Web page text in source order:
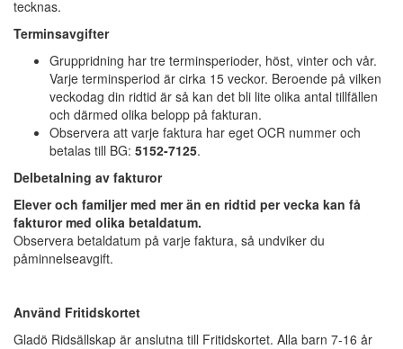
tecknas.
Terminsavgifter
Gruppridning har tre terminsperioder, höst, vinter och vår.
Varje terminsperiod är cirka 15 veckor. Beroende på vilken
veckodag din ridtid är så kan det bli lite olika antal tillfällen
och därmed olika belopp på fakturan.
Observera att varje faktura har eget OCR nummer och
betalas till BG: 5152-7125.
Delbetalning av fakturor
Elever och familjer med mer än en ridtid per vecka kan få
fakturor med olika betaldatum.
Observera betaldatum på varje faktura, så undviker du
påminnelseavgift.
Använd Fritidskortet
Gladö Ridsällskap är anslutna till Fritidskortet. Alla barn 7-16 år